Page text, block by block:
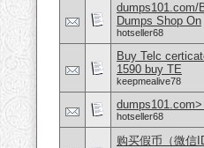
dumps101.com/
Dumps Shop On
hotseller68
Buy Telc
1590 buy TE
keepmealive78
hotseller68
购买假币（微信